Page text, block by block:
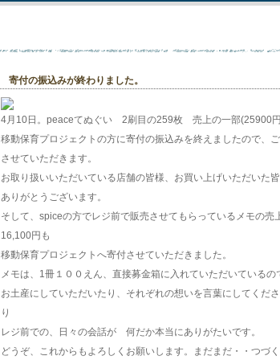
寄付の振込みが終わりました。
4月10日。peaceてぬぐい 2刷目の259枚 売上の一部(25900
移動保育プロジェクトの方に寄付の振込みを終えましたので、
させていただきます。
お取り扱いいただいている店舗の皆様、お買い上げいただいた皆
ありがとうございます。
そして、spiceの方でレジ前で販売させてもらっているメモの売
16,100円も
移動保育プロジェクトへ寄付させていただきました。
メモは、1冊１００えん、直接募金箱に入れていただいているの
お土産にしていただいたり、それぞれの想いを言葉にしてくだ
り
レジ前での、日々の会話が 何だか本当にありがたいです。
どうぞ、これからもよろしくお願いします。まだまだ・・つづく